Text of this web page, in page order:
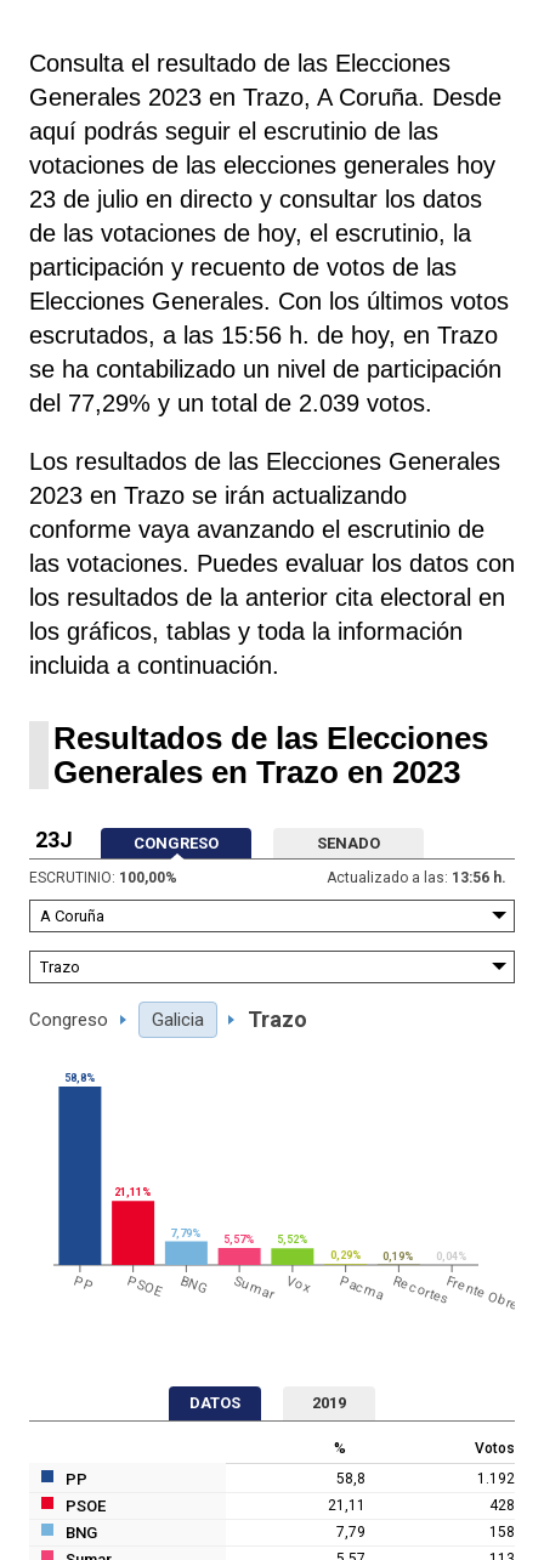
Consulta el resultado de las Elecciones
Generales 2023 en Trazo, A Coruña. Desde
aquí podrás seguir el escrutinio de las
votaciones de las elecciones generales hoy
23 de julio en directo y consultar los datos
de las votaciones de hoy, el escrutinio, la
participación y recuento de votos de las
Elecciones Generales. Con los últimos votos
escrutados, a las 15:56 h. de hoy, en Trazo
se ha contabilizado un nivel de participación
del 77,29% y un total de 2.039 votos.
Los resultados de las Elecciones Generales
2023 en Trazo se irán actualizando
conforme vaya avanzando el escrutinio de
las votaciones. Puedes evaluar los datos con
los resultados de la anterior cita electoral en
los gráficos, tablas y toda la información
incluida a continuación.
Resultados de las Elecciones
Generales en Trazo en 2023
23J CONGRESO SENADO
ESCRUTINIO: 100,00% Actualizado a las: 13:56 h.
Congreso Galicia Trazo
PP PSOE BNG Sumar Vox Pacma RecortesFrente Obrero
58,8%
21,11%
7,79%
5,57%
5,52%
0,29%
0,19% 0,04%
DATOS 2019
% Votos
PP 58,8 1.192
PSOE 21,11 428
BNG 7,79 158